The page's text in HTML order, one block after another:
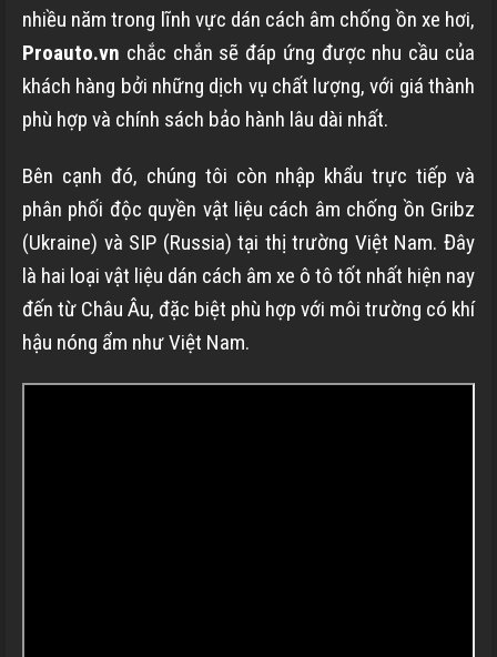
nhiều năm trong lĩnh vực dán cách âm chống ồn xe hơi,
Proauto.vn chắc chắn sẽ đáp ứng được nhu cầu của
khách hàng bởi những dịch vụ chất lượng, với giá thành
phù hợp và chính sách bảo hành lâu dài nhất.
Bên cạnh đó, chúng tôi còn nhập khẩu trực tiếp và
phân phối độc quyền vật liệu cách âm chống ồn Gribz
(Ukraine) và SIP (Russia) tại thị trường Việt Nam. Đây
là hai loại vật liệu dán cách âm xe ô tô tốt nhất hiện nay
đến từ Châu Âu, đặc biệt phù hợp với môi trường có khí
hậu nóng ẩm như Việt Nam.